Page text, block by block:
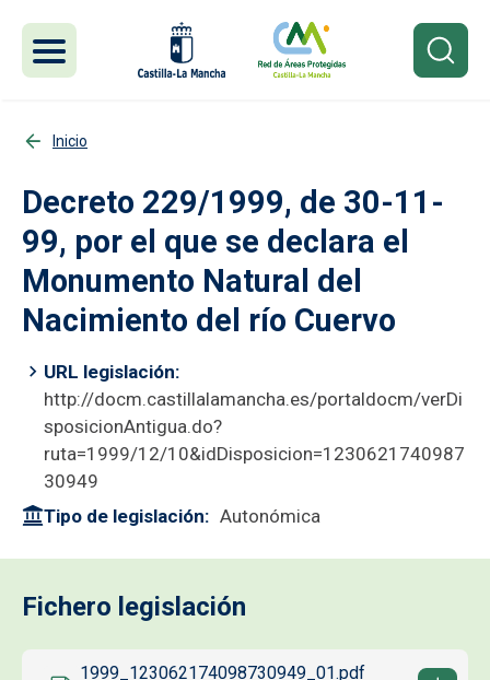
Inicio
Decreto 229/1999, de 30-11-
99, por el que se declara el
Monumento Natural del
Nacimiento del río Cuervo
URL legislación
http://docm.castillalamancha.es/portaldocm/verDi
sposicionAntigua.do?
ruta=1999/12/10&idDisposicion=1230621740987
30949
Tipo de legislación
Autonómica
Fichero legislación
Documento
1999_123062174098730949_01.pdf